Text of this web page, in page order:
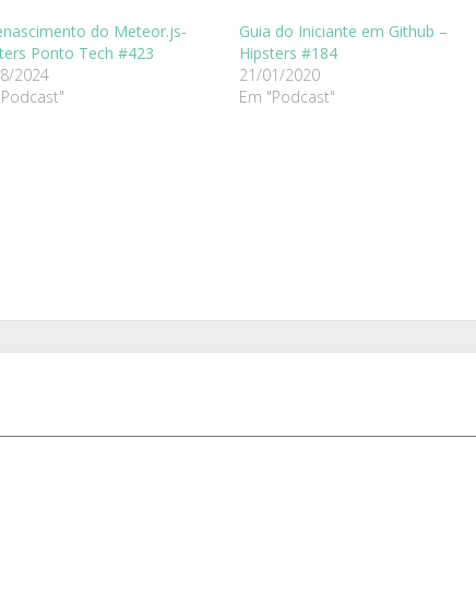
do Meteor.js-
Ponto Tech #423
2024
Guia do Iniciante em Github –
Hipsters #184
21/01/2020
Em "Podcast"